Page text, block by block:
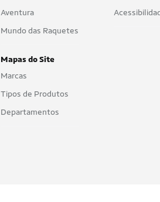
Aventura
Mundo das Raquetes
Mapas do Site
Marcas
Tipos de Produtos
Departamentos